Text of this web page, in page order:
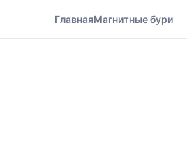
ГлавнаяМагнитные бури